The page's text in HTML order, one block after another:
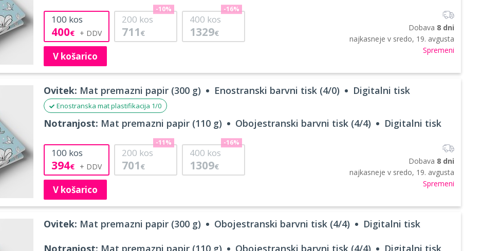
100 kos
400€
200 kos
711 €
-10%
400 kos
1329€
-16%
V košarico
Dobava 8 dni
najkasneje v sredo, 19. avgusta
Spremeni
Ovitek: Mat premazni papir (300 g) Enostranski barvni tisk (4/0) Digitalni tisk
Enostranska mat plastifikacija 1/0
Notranjost: Mat premazni papir (110 g) Obojestranski barvni tisk (4/4) Digitalni tisk
100 kos
394€
200 kos
701 €
-11%
400 kos
1309€
-16%
V košarico
Dobava 8 dni
najkasneje v sredo, 19. avgusta
Spremeni
Ovitek: Mat premazni papir (300 g) Obojestranski barvni tisk (4/4) Digitalni tisk
Notranjost: Mat premazni papir (110 g) Obojestranski barvni tisk (4/4) Digitalni tisk